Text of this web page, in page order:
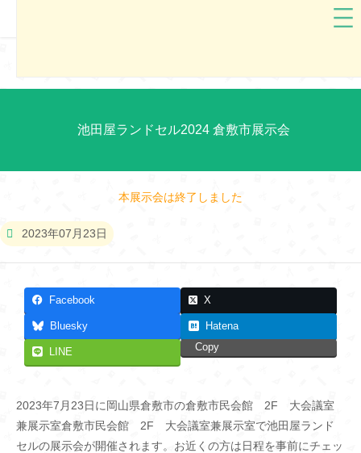
池田屋ランドセル2024 倉敷市展示会
本展示会は終了しました
2023年07月23日
Facebook X
Bluesky Hatena
LINE Copy
2023年7月23日に岡山県倉敷市の倉敷市民会館 2F 大会議室
兼展示室倉敷市民会館 2F 大会議室兼展示室で池田屋ランド
セルの展示会が開催されます。お近くの方は日程を事前にチェッ